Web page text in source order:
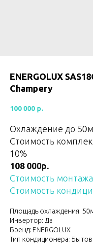
ENERGOLUX
Champery
100 000 р.
Охлаждение до
Стоимость
10%
108 000р.
Стоимость монтажа
Стоимость
Площадь охлаждения:
Инвертор: Да
Бренд: ENERGOLUX
Тип кондиционера: